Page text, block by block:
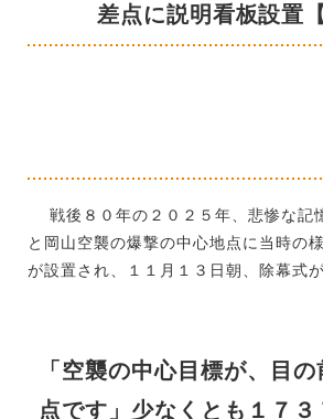
差点に説明看板設置
戦後８０年の２０２５年、悲惨な記
と岡山空襲の爆撃の中心地点に当時の
が設置され、１１月１３日朝、除幕式
「空襲の中心目標が、目
点です」少なくとも１７